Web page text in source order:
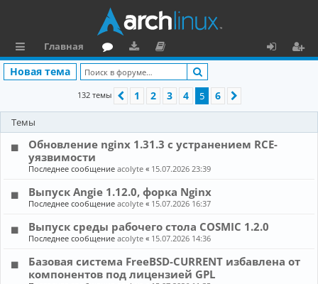
с
л
к
и
Главная
о
м
аг
ру
зк
и
о
ку
м
е
н
та
ц
я
д
ст
р
Новая тема
132 темы Пред.
1 2 3 4 5 6
Темы
Обновление nginx 1.31.3 с устранением RCE-
уязвимости
Последнее сообщениеacolyte « 15.07.2026 23:39
Выпуск Angie 1.12.0, форка Nginx
Последнее сообщениеacolyte « 15.07.2026 16:37
Выпуск среды рабочего стола COSMIC 1.2.0
Последнее сообщениеacolyte « 15.07.2026 14:36
Базовая система FreeBSD-CURRENT избавлена от
компонентов под лицензией GPL